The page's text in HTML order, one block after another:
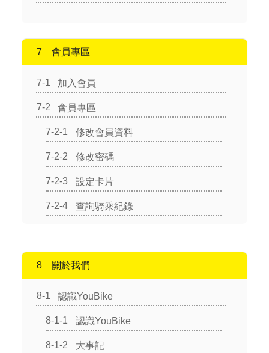
會員專區
加入會員
會員專區
修改會員資料
修改密碼
設定卡片
查詢騎乘紀錄
關於我們
認識YouBike
認識YouBike
大事記